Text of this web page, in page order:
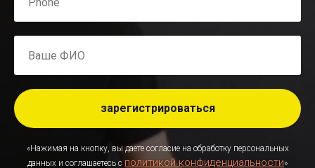
зарегистрироваться
«Нажимая на кнопку, вы даете согласие на обработку персональных
данных и соглашаетесь c политикой конфиденциальности»